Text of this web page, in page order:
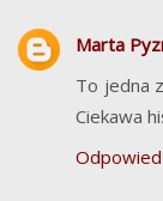
Marta
To jedna
Ciekawa